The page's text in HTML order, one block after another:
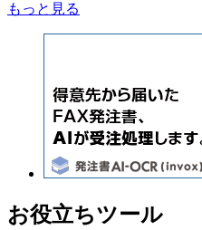
もっと見る
お役立ちツール